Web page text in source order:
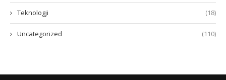
Teknologji (18)
Uncategorized (110)